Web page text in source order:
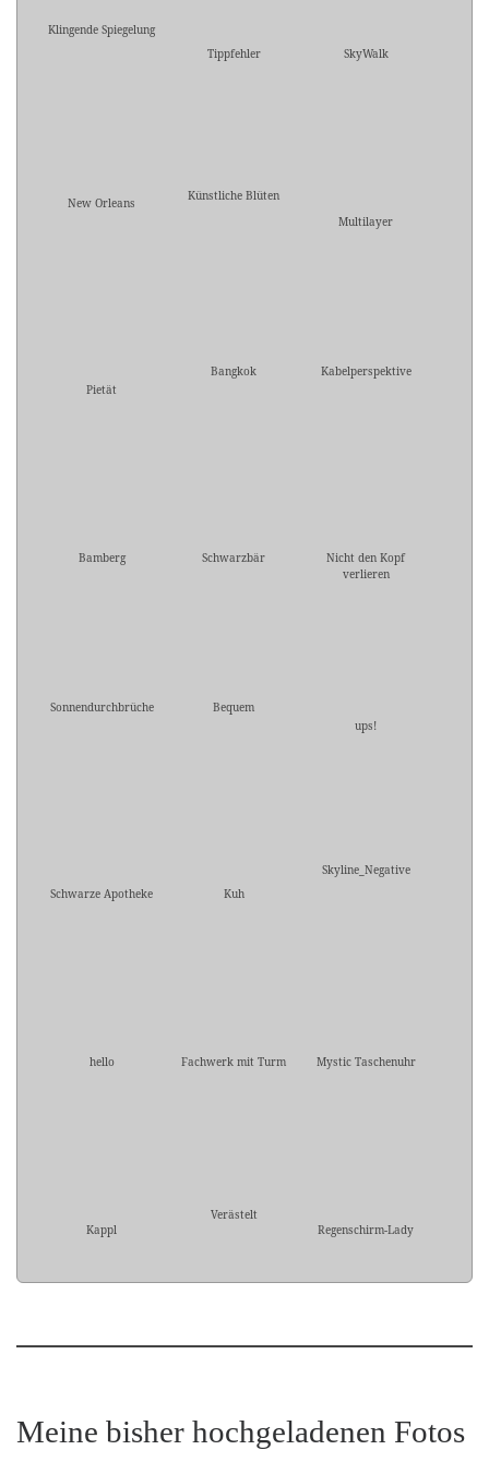
Klingende Spiegelung
Tippfehler
SkyWalk
New Orleans
Künstliche Blüten
Multilayer
Pietät
Bangkok Kabelperspektive
Bamberg Schwarzbär
Nicht den Kopf
verlieren
Sonnendurchbrüche
Bequem
ups!
Schwarze Apotheke Kuh
Skyline_Negative
hello Fachwerk mit Turm Mystic Taschenuhr
Kappl
Verästelt
Regenschirm-Lady
Meine bisher hochgeladenen Fotos